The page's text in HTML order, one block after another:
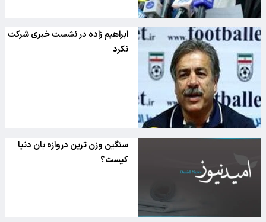
ابراهیم زاده در نشست خبری شرکت
نکرد
سنگین وزن ترین دروازه بان دنیا
کیست؟